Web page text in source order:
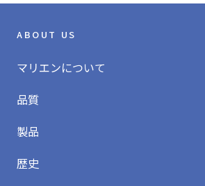
となく長く保管できます。
賞味期限について
開封前の賞味期限：それぞれのパッケー
る賞味期限をご参照ください。
にかかわらず、約6ヶ月となっています。
ABOUT US
マリエンについて
品質
製品
歴史